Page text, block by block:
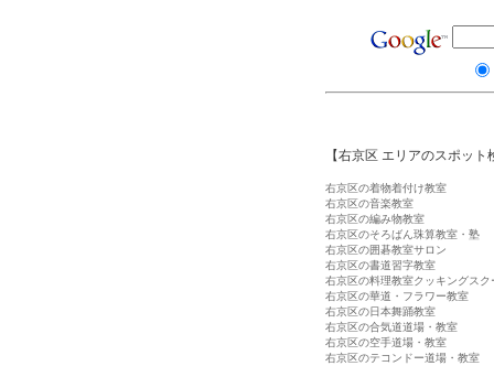
【右京区 エリアのスポット
右京区の着物着付け教室
右京区の音楽教室
右京区の編み物教室
右京区のそろばん珠算教室・塾
右京区の囲碁教室サロン
右京区の書道習字教室
右京区の料理教室クッキングスク
右京区の華道・フラワー教室
右京区の日本舞踊教室
右京区の合気道道場・教室
右京区の空手道場・教室
右京区のテコンドー道場・教室